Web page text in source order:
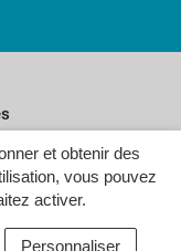
et obtenir des
vous pouvez
activer.
Personnaliser